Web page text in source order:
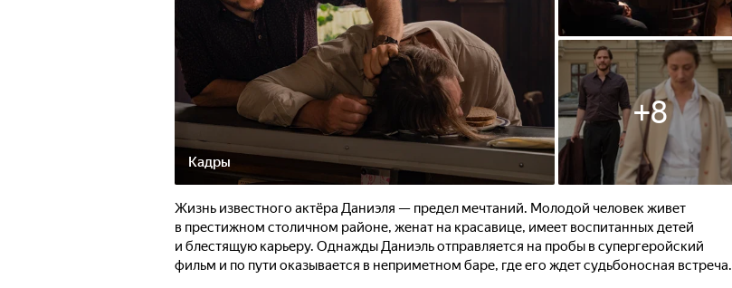
Кадры
+8
Жизнь известного актёра Даниэля — предел мечтаний. Молодой человек живет
в престижном столичном районе, женат на красавице, имеет воспитанных детей
и блестящую карьеру. Однажды Даниэль отправляется на пробы в супергеройский
фильм и по пути оказывается в неприметном баре, где его ждет судьбоносная встреча.